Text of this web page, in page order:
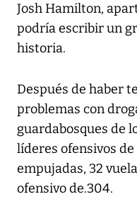
Josh Hamilton,
podría escribir un
historia.
Después de haber
problemas con
guardabosques de
líderes ofensivos
empujadas, 32
ofensivo de.304.